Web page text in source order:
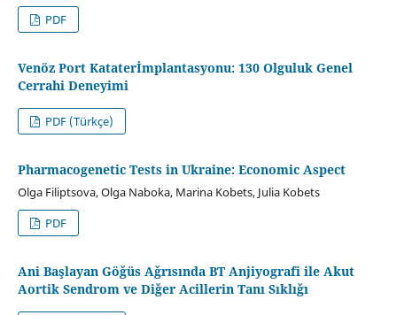
PDF
Venöz Port Kataterİmplantasyonu: 130 Olguluk Genel
Cerrahi Deneyimi
PDF (Türkçe)
Pharmacogenetic Tests in Ukraine: Economic Aspect
Olga Filiptsova, Olga Naboka, Marina Kobets, Julia Kobets
PDF
Ani Başlayan Göğüs Ağrısında BT Anjiyografi ile Akut
Aortik Sendrom ve Diğer Acillerin Tanı Sıklığı